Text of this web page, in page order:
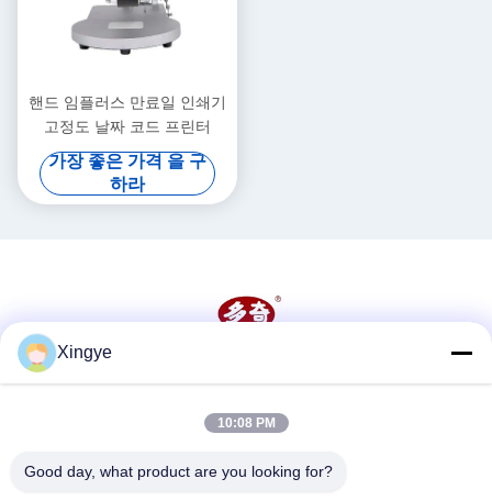
핸드 임플러스 만료일 인쇄기
고정도 날짜 코드 프린터
가장 좋은 가격 을 구
하라
소셜 미디어
빠른 연락
Xingye
10:08 PM
Good day, what product are you looking for?